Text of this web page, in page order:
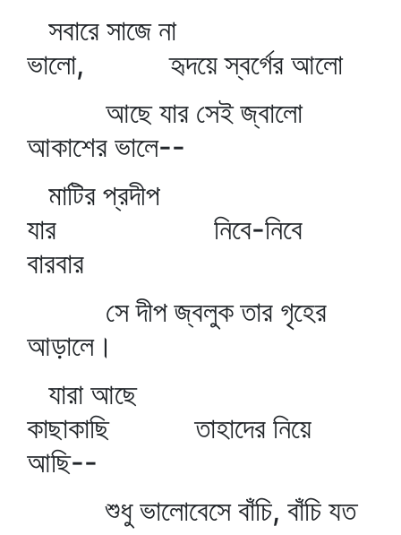
সবারে সাজে না
ভালো, হৃদয়ে স্বর্গের আলো
আছে যার সেই জ্বালো
আকাশের ভালে--
মাটির প্রদীপ
যার নিবে-নিবে
বারবার
সে দীপ জ্বলুক তার গৃহের
আড়ালে।
যারা আছে
কাছাকাছি তাহাদের নিয়ে
আছি--
শুধু ভালোবেসে বাঁচি, বাঁচি যত